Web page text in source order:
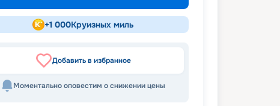
+1 000Круизных миль
Добавить в избранное
Моментально оповестим о снижении цены